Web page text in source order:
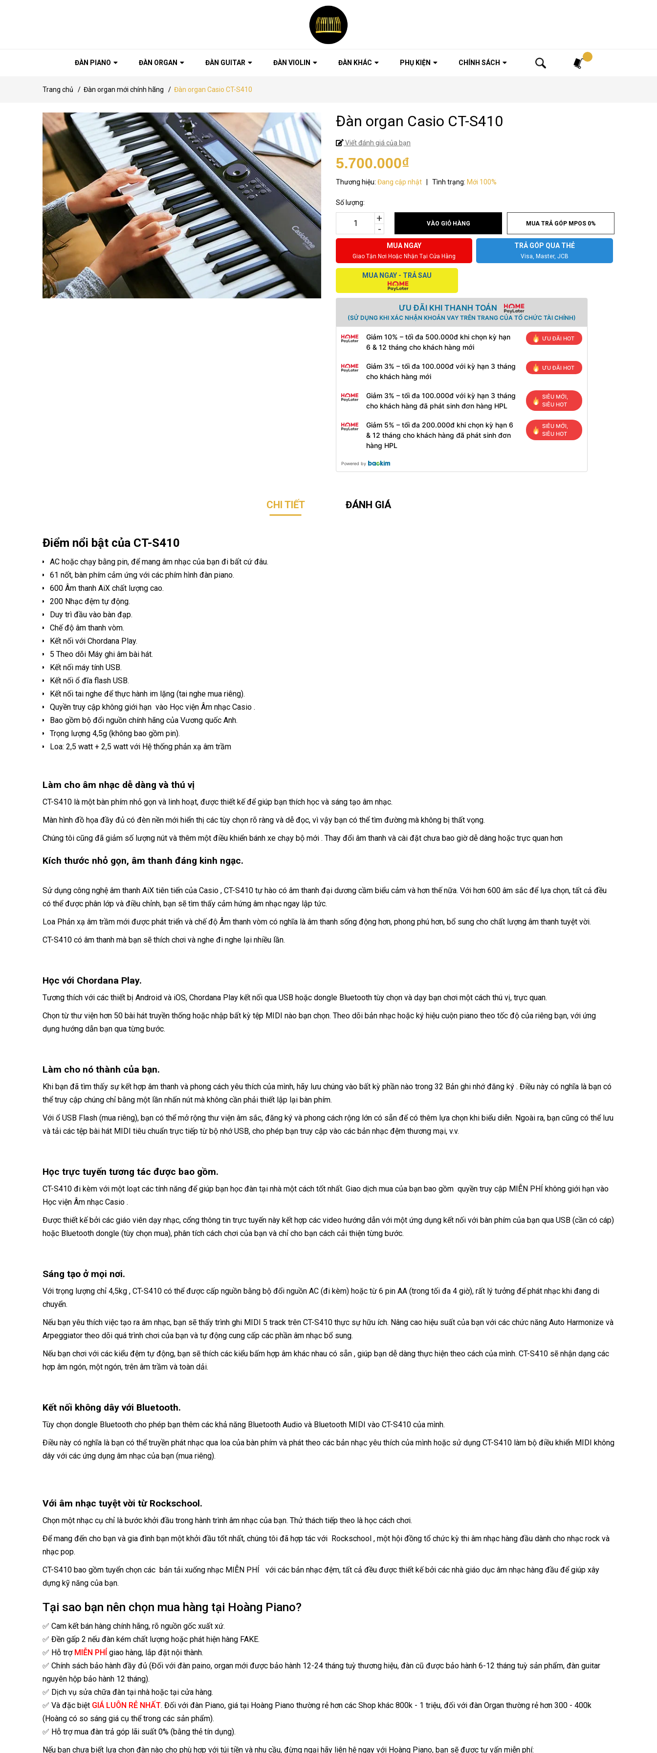
ĐÀN PIANO ĐÀN ORGAN ĐÀN GUITAR ĐÀN VIOLIN ĐÀN KHÁC PHỤ KIỆN CHÍNH SÁCH
Trang chủ / Đàn organ mới chính hãng / Đàn organ Casio CT-S410
Đàn organ Casio CT-S410
Viết đánh giá của bạn
5.700.000₫
Thương hiệu: Đang cập nhật Tình trạng: Mới 100%
Số lượng:
-
+ VÀO GIỎ HÀNG MUA TRẢ GÓP MPOS 0%
MUA NGAY
Giao Tận Nơi Hoặc Nhận Tại Cửa Hàng
TRẢ GÓP QUA THẺ
Visa, Master, JCB
MUA NGAY - TRẢ SAU
ƯU ĐÃI KHI THANH TOÁN
(SỬ DỤNG KHI XÁC NHẬN KHOẢN VAY TRÊN TRANG CỦA TỔ CHỨC TÀI CHÍNH)
Giảm 10% – tối đa 500.000đ khi chọn kỳ hạn
6 & 12 tháng cho khách hàng mới
ƯU ĐÃI HOT
Giảm 3% – tối đa 100.000đ với kỳ hạn 3 tháng
cho khách hàng mới
ƯU ĐÃI HOT
Giảm 3% – tối đa 100.000đ với kỳ hạn 3 tháng
cho khách hàng đã phát sinh đơn hàng HPL
SIÊU MỚI,
SIÊU HOT
Giảm 5% – tối đa 200.000đ khi chọn kỳ hạn 6
& 12 tháng cho khách hàng đã phát sinh đơn
hàng HPL
SIÊU MỚI,
SIÊU HOT
Powered by
CHI TIẾT ĐÁNH GIÁ
Điểm nổi bật của CT-S410
AC hoặc chạy bằng pin, để mang âm nhạc của bạn đi bất cứ đâu.
61 nốt, bàn phím cảm ứng với các phím hình đàn piano.
600 Âm thanh AiX chất lượng cao.
200 Nhạc đệm tự động.
Duy trì đầu vào bàn đạp.
Chế độ âm thanh vòm.
Kết nối với Chordana Play.
5 Theo dõi Máy ghi âm bài hát.
Kết nối máy tính USB.
Kết nối ổ đĩa flash USB.
Kết nối tai nghe để thực hành im lặng (tai nghe mua riêng).
Quyền truy cập không giới hạn vào Học viện Âm nhạc Casio .
Bao gồm bộ đổi nguồn chính hãng của Vương quốc Anh.
Trọng lượng 4,5g (không bao gồm pin).
Loa: 2,5 watt + 2,5 watt với Hệ thống phản xạ âm trầm
Làm cho âm nhạc dễ dàng và thú vị
CT-S410 là một bàn phím nhỏ gọn và linh hoạt, được thiết kế để giúp bạn thích học và sáng tạo âm nhạc.
Màn hình đồ họa đầy đủ có đèn nền mới hiển thị các tùy chọn rõ ràng và dễ đọc, vì vậy bạn có thể tìm đường mà không bị thất vọng.
Chúng tôi cũng đã giảm số lượng nút và thêm một điều khiển bánh xe chạy bộ mới . Thay đổi âm thanh và cài đặt chưa bao giờ dễ dàng hoặc trực quan hơn
Kích thước nhỏ gọn, âm thanh đáng kinh ngạc.
Sử dụng công nghệ âm thanh AiX tiên tiến của Casio , CT-S410 tự hào có âm thanh đại dương cầm biểu cảm và hơn thế nữa. Với hơn 600 âm sắc để lựa chọn, tất cả đều
có thể được phân lớp và điều chỉnh, bạn sẽ tìm thấy cảm hứng âm nhạc ngay lập tức.
Loa Phản xạ âm trầm mới được phát triển và chế độ Âm thanh vòm có nghĩa là âm thanh sống động hơn, phong phú hơn, bổ sung cho chất lượng âm thanh tuyệt vời.
CT-S410 có âm thanh mà bạn sẽ thích chơi và nghe đi nghe lại nhiều lần.
Học với Chordana Play.
Tương thích với các thiết bị Android và iOS, Chordana Play kết nối qua USB hoặc dongle Bluetooth tùy chọn và dạy bạn chơi một cách thú vị, trực quan.
Chọn từ thư viện hơn 50 bài hát truyền thống hoặc nhập bất kỳ tệp MIDI nào bạn chọn. Theo dõi bản nhạc hoặc ký hiệu cuộn piano theo tốc độ của riêng bạn, với ứng
dụng hướng dẫn bạn qua từng bước.
Làm cho nó thành của bạn.
Khi bạn đã tìm thấy sự kết hợp âm thanh và phong cách yêu thích của mình, hãy lưu chúng vào bất kỳ phần nào trong 32 Bản ghi nhớ đăng ký . Điều này có nghĩa là bạn có
thể truy cập chúng chỉ bằng một lần nhấn nút mà không cần phải thiết lập lại bàn phím.
Với ổ USB Flash (mua riêng), bạn có thể mở rộng thư viện âm sắc, đăng ký và phong cách rộng lớn có sẵn để có thêm lựa chọn khi biểu diễn. Ngoài ra, bạn cũng có thể lưu
và tải các tệp bài hát MIDI tiêu chuẩn trực tiếp từ bộ nhớ USB, cho phép bạn truy cập vào các bản nhạc đệm thương mại, v.v.
Học trực tuyến tương tác được bao gồm.
CT-S410 đi kèm với một loạt các tính năng để giúp bạn học đàn tại nhà một cách tốt nhất. Giao dịch mua của bạn bao gồm quyền truy cập MIỄN PHÍ không giới hạn vào
Học viện Âm nhạc Casio .
Được thiết kế bởi các giáo viên dạy nhạc, cổng thông tin trực tuyến này kết hợp các video hướng dẫn với một ứng dụng kết nối với bàn phím của bạn qua USB (cần có cáp)
hoặc Bluetooth dongle (tùy chọn mua), phân tích cách chơi của bạn và chỉ cho bạn cách cải thiện từng bước.
Sáng tạo ở mọi nơi.
Với trọng lượng chỉ 4,5kg , CT-S410 có thể được cấp nguồn bằng bộ đổi nguồn AC (đi kèm) hoặc từ 6 pin AA (trong tối đa 4 giờ), rất lý tưởng để phát nhạc khi đang di
chuyển.
Nếu bạn yêu thích việc tạo ra âm nhạc, bạn sẽ thấy trình ghi MIDI 5 track trên CT-S410 thực sự hữu ích. Nâng cao hiệu suất của bạn với các chức năng Auto Harmonize và
Arpeggiator theo dõi quá trình chơi của bạn và tự động cung cấp các phần âm nhạc bổ sung.
Nếu bạn chơi với các kiểu đệm tự động, bạn sẽ thích các kiểu bấm hợp âm khác nhau có sẵn , giúp bạn dễ dàng thực hiện theo cách của mình. CT-S410 sẽ nhận dạng các
hợp âm ngón, một ngón, trên âm trầm và toàn dải.
Kết nối không dây với Bluetooth.
Tùy chọn dongle Bluetooth cho phép bạn thêm các khả năng Bluetooth Audio và Bluetooth MIDI vào CT-S410 của mình.
Điều này có nghĩa là bạn có thể truyền phát nhạc qua loa của bàn phím và phát theo các bản nhạc yêu thích của mình hoặc sử dụng CT-S410 làm bộ điều khiển MIDI không
dây với các ứng dụng âm nhạc của bạn (mua riêng).
Với âm nhạc tuyệt vời từ Rockschool.
Chọn một nhạc cụ chỉ là bước khởi đầu trong hành trình âm nhạc của bạn. Thử thách tiếp theo là học cách chơi.
Để mang đến cho bạn và gia đình bạn một khởi đầu tốt nhất, chúng tôi đã hợp tác với Rockschool , một hội đồng tổ chức kỳ thi âm nhạc hàng đầu dành cho nhạc rock và
nhạc pop.
CT-S410 bao gồm tuyển chọn các bản tải xuống nhạc MIỄN PHÍ với các bản nhạc đệm, tất cả đều được thiết kế bởi các nhà giáo dục âm nhạc hàng đầu để giúp xây
dựng kỹ năng của bạn.
Tại sao bạn nên chọn mua hàng tại Hoàng Piano?
✅ Cam kết bán hàng chính hãng, rõ nguồn gốc xuất xứ.
✅ Đền gấp 2 nếu đàn kém chất lượng hoặc phát hiện hàng FAKE.
✅ Hỗ trợ MIỄN PHÍ giao hàng, lắp đặt nội thành.
✅ Chính sách bảo hành đầy đủ (Đối với đàn paino, organ mới được bảo hành 12-24 tháng tuỳ thương hiệu, đàn cũ được bảo hành 6-12 tháng tuỳ sản phẩm, đàn guitar
nguyên hộp bảo hành 12 tháng).
✅ Dịch vụ sửa chữa đàn tại nhà hoặc tại cửa hàng.
✅ Và đặc biệt GIÁ LUÔN RẺ NHẤT. Đối với đàn Piano, giá tại Hoàng Piano thường rẻ hơn các Shop khác 800k - 1 triệu, đối với đàn Organ thường rẻ hơn 300 - 400k
(Hoàng có so sáng giá cụ thể trong các sản phẩm).
✅ Hỗ trợ mua đàn trả góp lãi suất 0% (bằng thẻ tín dụng).
Nếu bạn chưa biết lựa chọn đàn nào cho phù hợp với túi tiền và nhu cầu, đừng ngại hãy liên hệ ngay với Hoàng Piano, bạn sẽ được tư vấn miễn phí: